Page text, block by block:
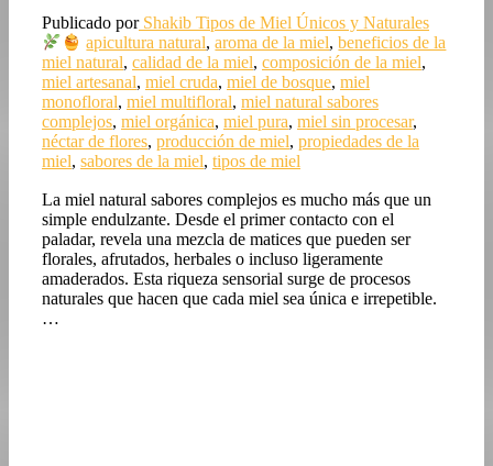
Publicado porShakib Tipos de Miel Únicos y Naturales
apicultura natural,aroma de la miel,beneficios de la
miel natural, calidad de la miel, composición de la miel,
miel artesanal, miel cruda, miel de bosque, miel
monofloral, miel multifloral, miel natural sabores
complejos, miel orgánica, miel pura, miel sin procesar,
néctar de flores, producción de miel, propiedades de la
miel, sabores de la miel, tipos de miel
La miel natural sabores complejos es mucho más que un
simple endulzante. Desde el primer contacto con el
paladar, revela una mezcla de matices que pueden ser
florales, afrutados, herbales o incluso ligeramente
amaderados. Esta riqueza sensorial surge de procesos
naturales que hacen que cada miel sea única e irrepetible.
…